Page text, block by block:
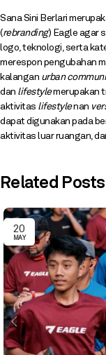
Sana Sini Berlari
(rebranding) Eagle agar
logo, teknologi, serta
merespon pengubahan
kalangan urban
dan lifestylemerupakan
aktivitas lifestylenan
dapat digunakan pada
aktivitas luar ruangan,
Related Posts
20
MAY